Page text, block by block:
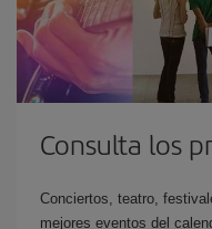
Consulta los
Conciertos, teatro,
mejores eventos del